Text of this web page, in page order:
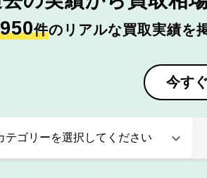
件のリアルな買取実績を
今す